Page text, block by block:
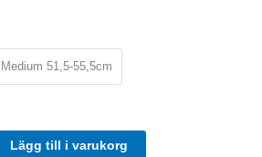
Medium 51,5-55,5cm
Lägg till i varukorg